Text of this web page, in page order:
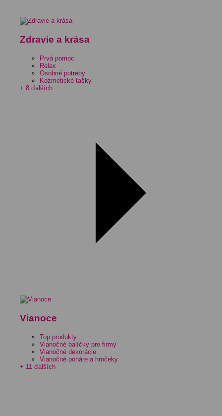
Zdravie a krása
Prvá pomoc
Relax
Osobné potreby
Kozmetické tašky
+ 8 ďalších
Vianoce
Top produkty
Vianočné balíčky pre firmy
Vianočné dekorácie
Vianočné poháre a hrnčeky
+ 11 ďalších